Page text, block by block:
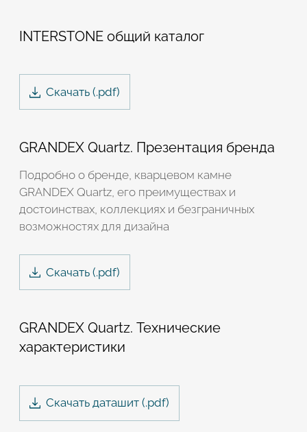
INTERSTONE общий каталог
Скачать (.pdf)
GRANDEX Quartz. Презентация бренда
Подробно о бренде, кварцевом камне
GRANDEX Quartz, его преимуществах и
достоинствах, коллекциях и безграничных
возможностях для дизайна
Скачать (.pdf)
GRANDEX Quartz. Технические
характеристики
Скачать даташит (.pdf)